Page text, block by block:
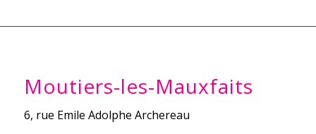
Moutiers-les-Mauxfaits
6, rue Emile Adolphe Archereau